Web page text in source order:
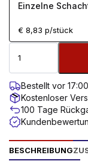
Einzelne
€ 8,83 p/stück
Bestellt vor
Kostenloser
100 Tage
BESCHREIBUNG